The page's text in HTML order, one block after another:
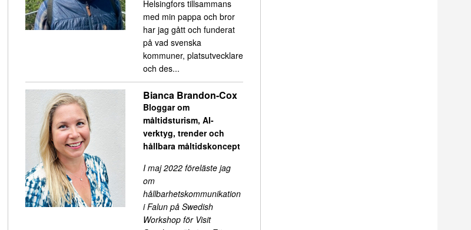
Helsingfors tillsammans
med min pappa och bror
har jag gått och funderat
på vad svenska
kommuner, platsutvecklare
och des...
Bianca Brandon-Cox
Bloggar om
måltidsturism, AI-
verktyg, trender och
hållbara måltidskoncept
I maj 2022 föreläste jag
om
hållbarhetskommunikation
i Falun på Swedish
Workshop för Visit